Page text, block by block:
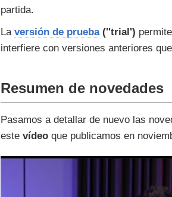
partida.
La versión de prueba(''trial')
interfiere con versiones anteriores
Resumen de novedades
Pasamos a detallar de nuevo las
este vídeo que publicamos en